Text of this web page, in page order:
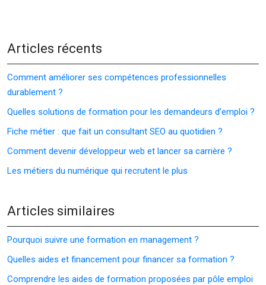
Articles récents
Comment améliorer ses compétences professionnelles
durablement ?
Quelles solutions de formation pour les demandeurs d’emploi ?
Fiche métier : que fait un consultant SEO au quotidien ?
Comment devenir développeur web et lancer sa carrière ?
Les métiers du numérique qui recrutent le plus
Articles similaires
Pourquoi suivre une formation en management ?
Quelles aides et financement pour financer sa formation ?
Comprendre les aides de formation proposées par pôle emploi